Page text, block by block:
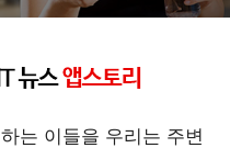
디'가 널리 알려져 있으며, 보
여 매일 체성분 수치를 측정
는 이들을 우리는 주변